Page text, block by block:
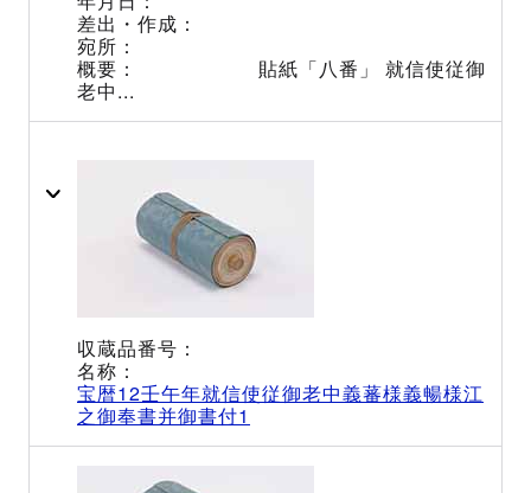
貼紙「八番」 就信使従御
老中...
宝暦12壬午年就信使従御老中義蕃様義暢様江
之御奉書并御書付1